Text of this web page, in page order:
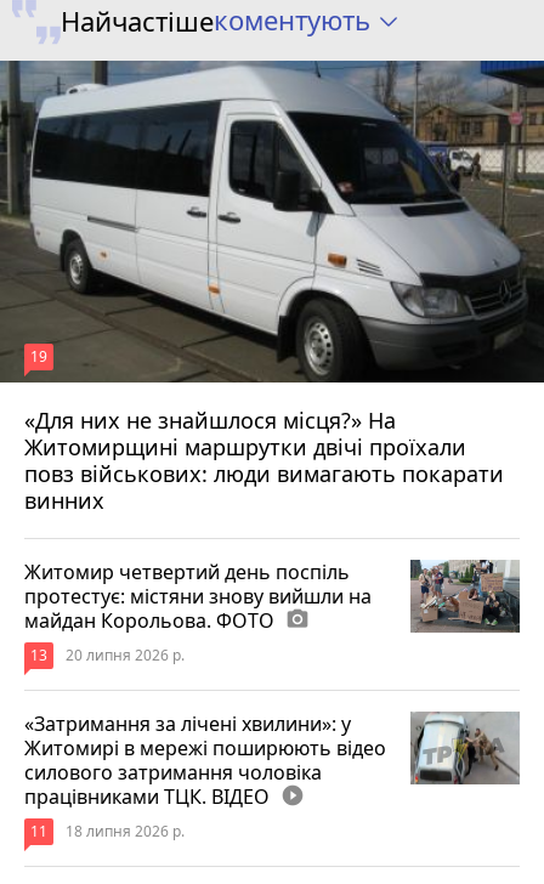
Найчастішекоментують
«Для них не знайшлося місця?» На
Житомирщині маршрутки двічі проїхали
повз військових: люди вимагають покарати
винних
19
17 липня 2026 р.
Житомир четвертий день поспіль
протестує: містяни знову вийшли на
майдан Корольова. ФОТО photo_camera
13 20 липня 2026 р.
«Затримання за лічені хвилини»: у
Житомирі в мережі поширюють відео
силового затримання чоловіка
працівниками ТЦК. ВІДЕО play_circle_filled
11 18 липня 2026 р.